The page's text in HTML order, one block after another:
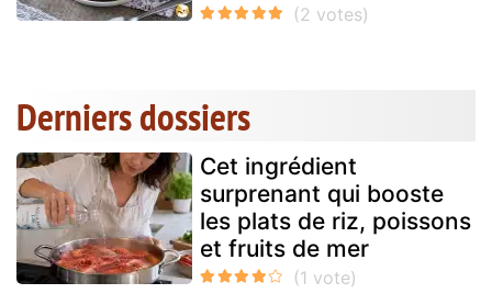
Derniers dossiers
Cet ingrédient
surprenant qui booste
les plats de riz, poissons
et fruits de mer